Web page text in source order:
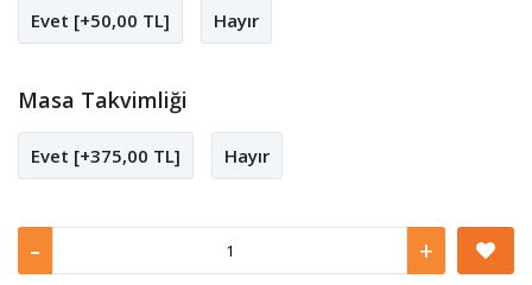
Evet [+50,00 TL] Hayır
Masa Takvimliği
Evet [+375,00 TL] Hayır
- +